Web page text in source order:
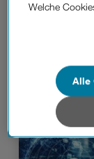
Welche
Wenn Sie
von
außerhalb der
verarbeiten.
Rechtsbehelfe
Alle